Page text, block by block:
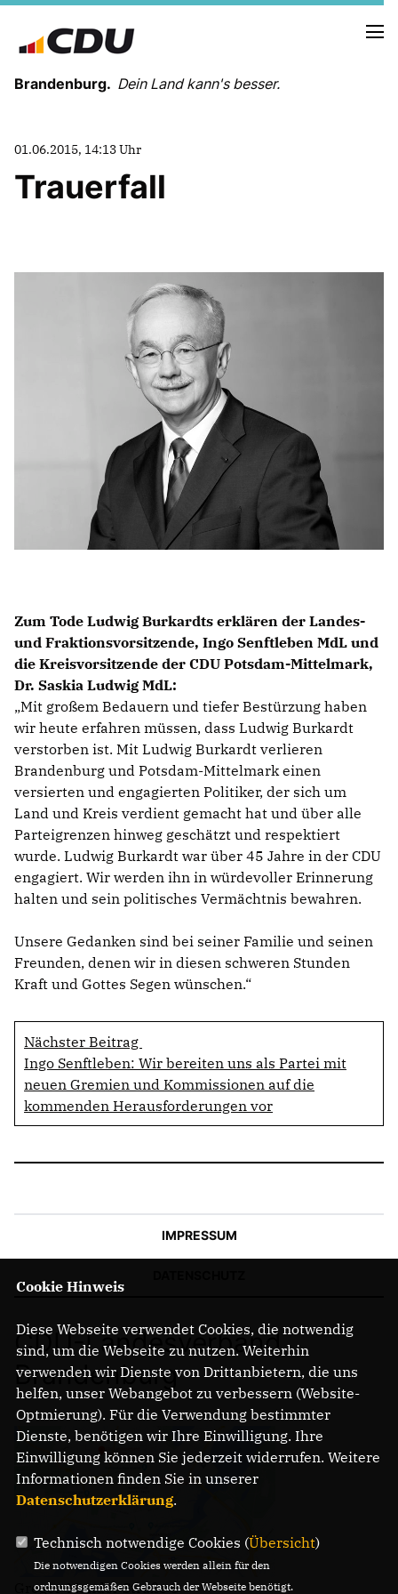
Brandenburg. Dein Land kann's besser.
KREISVERBÄNDE
VEREINIGUNGEN UND SONDERORGANISATIONEN
LANDESFACHAUSSCHÜSSE
SATZUNG
PARTEIGESCHICHTE
PARTEIGERICHT
IM LANDTAG
IN DER LANDESREGIERUNG
IM BUNDESTAG
IM EUROPÄISCHEN PARLAMENT
PROGRAMME
WICHTIGE BESCHLÜSSE DER CDU BRANDENBURG
75 JAHRE CDU BRANDENBURG
SPENDEN
Mitglied werden
01.06.2015, 14:13 Uhr
Trauerfall
Zum Tode Ludwig Burkardts erklären der Landes-
und Fraktionsvorsitzende, Ingo Senftleben MdL und
die Kreisvorsitzende der CDU Potsdam-Mittelmark,
Dr. Saskia Ludwig MdL:
Mit großem Bedauern und tiefer Bestürzung haben
wir heute erfahren müssen, dass Ludwig Burkardt
verstorben ist. Mit Ludwig Burkardt verlieren
Brandenburg und Potsdam-Mittelmark einen
versierten und engagierten Politiker, der sich um
Land und Kreis verdient gemacht hat und über alle
Parteigrenzen hinweg geschätzt und respektiert
wurde. Ludwig Burkardt war über 45 Jahre in der CDU
engagiert. Wir werden ihn in würdevoller Erinnerung
halten und sein politisches Vermächtnis bewahren.
Unsere Gedanken sind bei seiner Familie und seinen
Freunden, denen wir in diesen schweren Stunden
Kraft und Gottes Segen wünschen.“
Nächster Beitrag
Ingo Senftleben: Wir bereiten uns als Partei mit
neuen Gremien und Kommissionen auf die
kommenden Herausforderungen vor
IMPRESSUM
CDU-Landesverband
Brandenburg
Gregor-Mendel-Straße 3
Cookie Hinweis
Diese Webseite verwendet Cookies, die notwendig
sind, um die Webseite zu nutzen. Weiterhin
verwenden wir Dienste von Drittanbietern, die uns
helfen, unser Webangebot zu verbessern (Website-
Optmierung). Für die Verwendung bestimmter
Dienste, benötigen wir Ihre Einwilligung. Ihre
Einwilligung können Sie jederzeit widerrufen. Weitere
Informationen finden Sie in unserer
Datenschutzerklärung.
Technisch notwendige Cookies (Übersicht)
Die notwendigen Cookies werden allein für den
ordnungsgemäßen Gebrauch der Webseite benötigt.